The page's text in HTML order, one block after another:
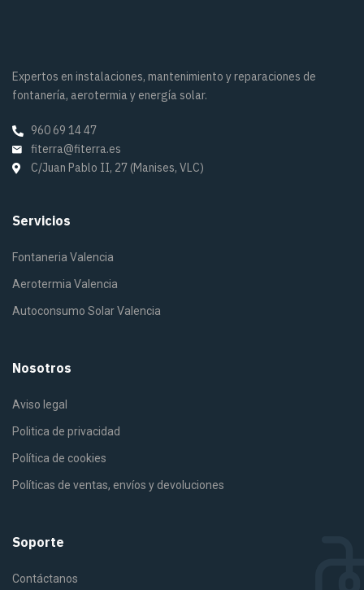
Expertos en instalaciones, mantenimiento y reparaciones de
fontanería, aerotermia y energía solar.
960 69 14 47
fiterra@fiterra.es
C/Juan Pablo II, 27 (Manises, VLC)
Servicios
Fontaneria Valencia
Aerotermia Valencia
Autoconsumo Solar Valencia
Nosotros
Aviso legal
Politica de privacidad
Política de cookies
Políticas de ventas, envíos y devoluciones
Soporte
Contáctanos